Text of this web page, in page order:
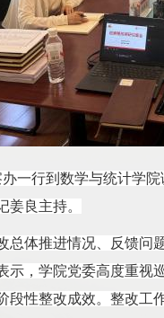
一行到 数学与统计学院
姜良 主持。
总体推进情况、反馈问
示，学院党委高度重视
段性整改成效。整改工